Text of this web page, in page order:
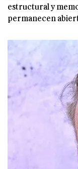
estructural y
permanecen